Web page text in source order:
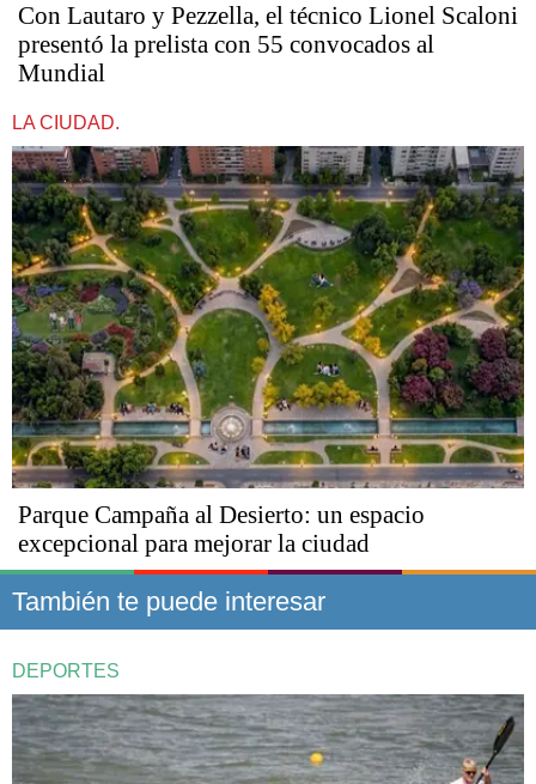
Con Lautaro y Pezzella, el técnico Lionel Scaloni
presentó la prelista con 55 convocados al
Mundial
LA CIUDAD.
Parque Campaña al Desierto: un espacio
excepcional para mejorar la ciudad
También te puede interesar
DEPORTES